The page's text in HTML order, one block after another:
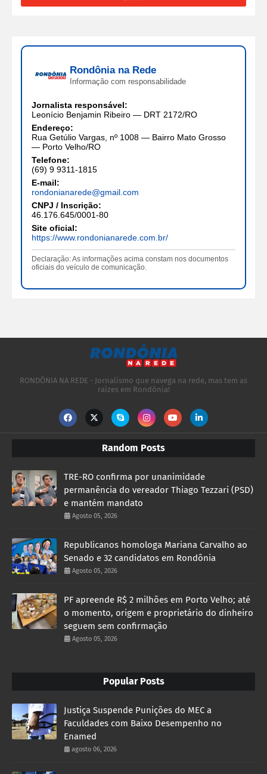
Rondônia na Rede
Informação com responsabilidade
Jornalista responsável:
Leonício Benjamin Ribeiro — DRT 2172/RO
Endereço:
Rua Getúlio Vargas, nº 1008 — Bairro Mato Grosso
— Porto Velho/RO
Telefone:
(69) 9 9311-1815
E-mail:
rondonianarede@gmail.com
CNPJ / Inscrição:
46.176.645/0001-80
Site oficial:
https://www.rondonianarede.com.br/
Declaração: As informações acima constam nos documentos
oficiais do veículo de comunicação.
RONDÔNIA NA REDE - Jornalismo que navega na rede, mas tem as
raízes em Rondônia!
Random Posts
TRE-RO confirma por unanimidade
permanência do vereador Thiago Tezzari (PSD)
e mantém mandato
Agosto 05, 2026
Republicanos homologa Mariana Carvalho ao
Senado e 32 candidatos em Rondônia
Agosto 05, 2026
PF apreende R$ 2 milhões em Porto Velho; até
o momento, origem e proprietário do dinheiro
seguem sem confirmação
Agosto 05, 2026
Popular Posts
Justiça Suspende Punições do MEC a
Faculdades com Baixo Desempenho no
Enamed
agosto 06, 2026